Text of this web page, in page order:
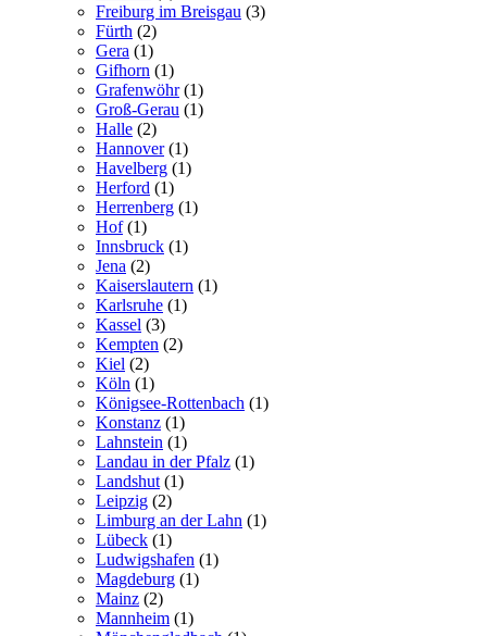
Freiburg im Breisgau (3)
Fürth (2)
Gera (1)
Gifhorn (1)
Grafenwöhr(1)
Groß-Gerau (1)
Halle (2)
Hannover(1)
Havelberg (1)
Herford (1)
Herrenberg (1)
Hof(1)
Innsbruck (1)
Jena (2)
Kaiserslautern (1)
Karlsruhe (1)
Kassel (3)
Kempten (2)
Kiel (2)
Köln (1)
Königsee-Rottenbach (1)
Konstanz (1)
Lahnstein (1)
Landau in der Pfalz (1)
Landshut (1)
Leipzig (2)
Limburg an der Lahn (1)
Lübeck (1)
Ludwigshafen (1)
Magdeburg (1)
Mainz (2)
Mannheim (1)